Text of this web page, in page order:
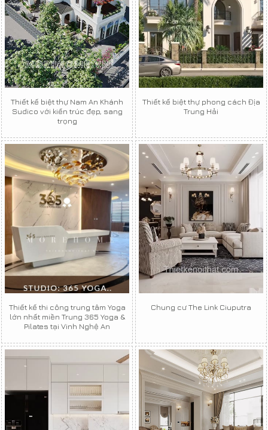
Thiết kế biệt thự Nam An Khánh
Sudico với kiến trúc đẹp, sang
trọng
Thiết kế biệt thự phong cách Địa
Trung Hải
Thiết kế thi công trung tâm Yoga
lớn nhất miền Trung 365 Yoga &
Pilates tại Vinh Nghệ An
Chung cư The Link Ciuputra